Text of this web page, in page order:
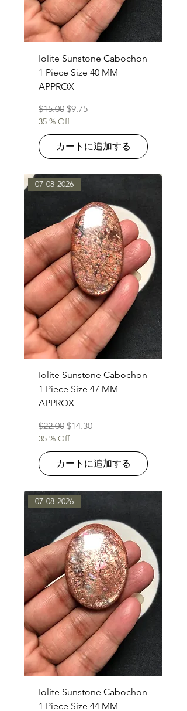
Iolite Sunstone Cabochon
1 Piece Size 40 MM
APPROX
通常価格
$15.00 セール価格
$9.75
35 % Off
カートに追加する
07-08-2026
Iolite Sunstone Cabochon
1 Piece Size 47 MM
APPROX
通常価格
$22.00 セール価格
$14.30
35 % Off
カートに追加する
07-08-2026
Iolite Sunstone Cabochon
1 Piece Size 44 MM